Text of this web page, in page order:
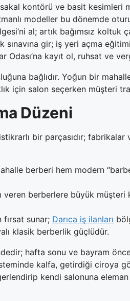
sakal kontörü ve basit kesimleri
modeller bu dönemde
al; artık bağımsız koltuk
sınavına gir; iş yeri açma
kayıt ol, ruhsat ve
bağlıdır. Yoğun bir
için salon seçerken müşteri
Düzeni
bir parçasıdır;
berberi hem modern
veren berberlere büyük müşteri
fırsat sunar; Darıca iş ilanları
klasik berberlik güçlüdür.
hafta sonu ve bayram
kalfa, getirdiği ciroya
kendi salonuna